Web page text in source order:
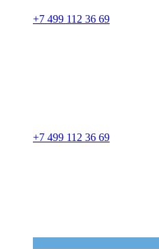
+7 499 112 36 69
+7 499 112 36 69